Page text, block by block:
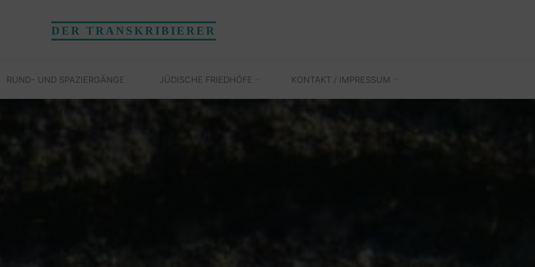
DER TRANSKRIBIERER
RUND- UND SPAZIERGÄNGE JÜDISCHE FRIEDHÖFE KONTAKT / IMPRESSUM